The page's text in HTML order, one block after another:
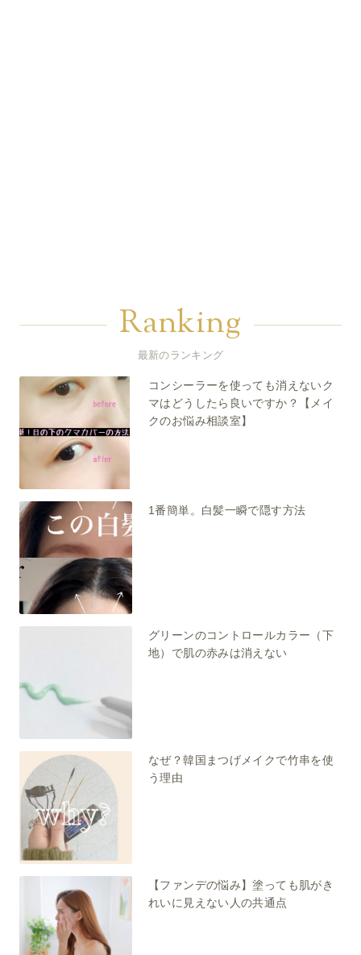
Ranking
最新のランキング
コンシーラーを使っても消えないク
マはどうしたら良いですか？【メイ
クのお悩み相談室】
1番簡単。白髪一瞬で隠す方法
グリーンのコントロールカラー（下
地）で肌の赤みは消えない
なぜ？韓国まつげメイクで竹串を使
う理由
【ファンデの悩み】塗っても肌がき
れいに見えない人の共通点